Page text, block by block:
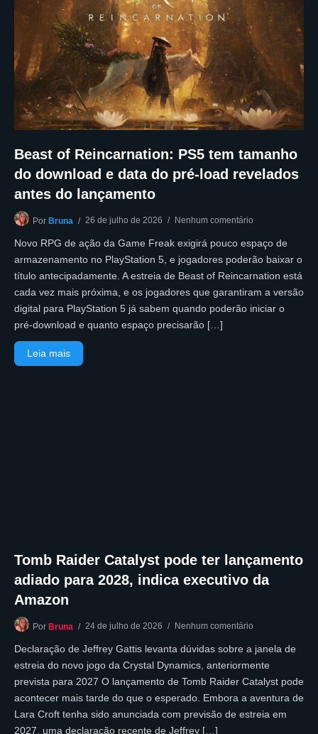
Beast of Reincarnation: PS5 tem tamanho
do download e data do pré-load revelados
antes do lançamento
Por Bruna 26 de julho de 2026 Nenhum comentário
Novo RPG de ação da Game Freak exigirá pouco espaço de
armazenamento no PlayStation 5, e jogadores poderão baixar o
título antecipadamente. A estreia de Beast of Reincarnation está
cada vez mais próxima, e os jogadores que garantiram a versão
digital para PlayStation 5 já sabem quando poderão iniciar o
pré-download e quanto espaço precisarão […]
Leia mais
Tomb Raider Catalyst pode ter lançamento
adiado para 2028, indica executivo da
Amazon
Por Bruna 24 de julho de 2026 Nenhum comentário
Declaração de Jeffrey Gattis levanta dúvidas sobre a janela de
estreia do novo jogo da Crystal Dynamics, anteriormente
prevista para 2027 O lançamento de Tomb Raider Catalyst pode
acontecer mais tarde do que o esperado. Embora a aventura de
Lara Croft tenha sido anunciada com previsão de estreia em
2027, uma declaração recente de Jeffrey […]